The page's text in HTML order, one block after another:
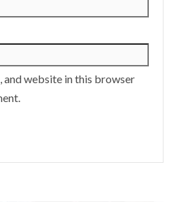
and website in this browser